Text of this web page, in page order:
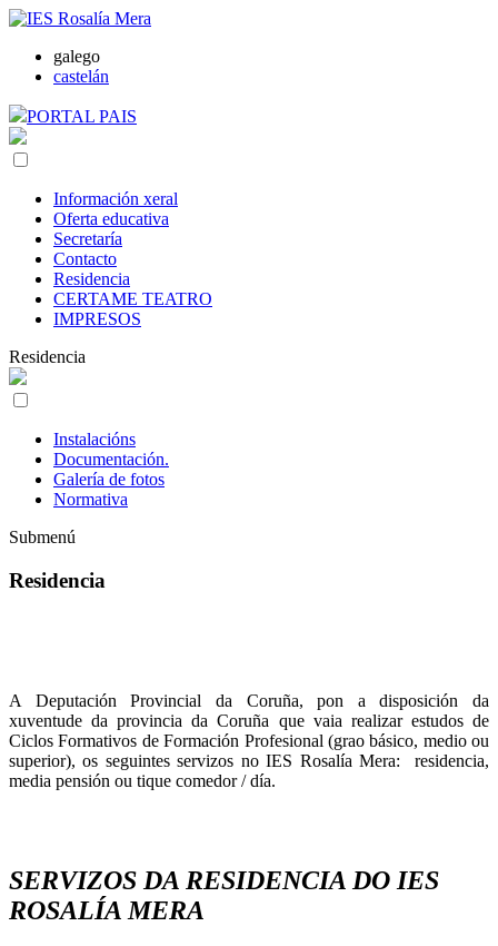
galego
castelán
PORTAL PAIS
Información xeral
Oferta educativa
Secretaría
Contacto
Residencia
CERTAME TEATRO
IMPRESOS
Residencia
Instalacións
Documentación.
Galería de fotos
Normativa
Submenú
Residencia
A Deputación Provincial da Coruña, pon a disposición da
xuventude da provincia da Coruña que vaia realizar estudos de
Ciclos Formativos de Formación Profesional (grao básico, medio ou
superior), os seguintes servizos no IES Rosalía Mera: residencia,
media pensión ou tique comedor / día.
SERVIZOS DA RESIDENCIA DO IES
ROSALÍA MERA